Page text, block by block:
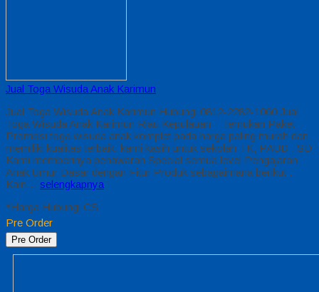
Jual Toga Wisuda Anak Karimun
Jual Toga Wisuda Anak Karimun Hubungi 0812-2282-1060 Jual
Toga Wisuda Anak Karimun Riau Kepulauan – Temukan Paket
Promosi toga wisuda anak komplet pada harga paling murah dan
memiliki kualitas terbaik, kami kasih untuk sekolah TK, PAUD , SD
Kami memberinya penawaran Special semua level Pengajaran
Anak Umur Dasar dengan Fitur Produk sebagaimana berikut :
Kain… selengkapnya
*Harga Hubungi CS
Pre Order
Pre Order